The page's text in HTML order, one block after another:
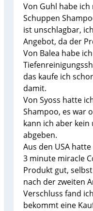
Von Guhl habe
Schuppen
ist unschlagbar,
Angebot, da der
Von Balea habe
das kaufe ich
damit.
Von Syoss hatte
Shampoo, es war
kann ich aber
abgeben.
Aus den USA
3 minute miracle
Produkt gut,
nach der zweiten
Verschluss fand
bekommt eine